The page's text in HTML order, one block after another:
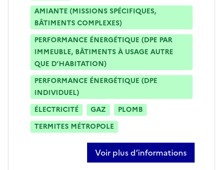
AMIANTE (MISSIONS SPÉCIFIQUES,
BÂTIMENTS COMPLEXES)
PERFORMANCE ÉNERGÉTIQUE (DPE PAR
IMMEUBLE, BÂTIMENTS À USAGE AUTRE
QUE D’HABITATION)
PERFORMANCE ÉNERGÉTIQUE (DPE
INDIVIDUEL)
ÉLECTRICITÉ
GAZ
PLOMB
TERMITES MÉTROPOLE
Voir plus d’informations
sur julien gosset